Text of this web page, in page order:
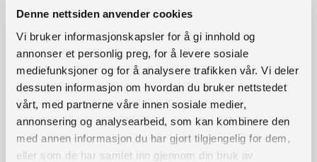
Denne nettsiden anvender cookies
Vi bruker informasjonskapsler for å gi innhold og
annonser et personlig preg, for å levere sosiale
mediefunksjoner og for å analysere trafikken vår. Vi deler
dessuten informasjon om hvordan du bruker nettstedet
vårt, med partnerne våre innen sosiale medier,
annonsering og analysearbeid, som kan kombinere den
med annen informasjon du har gjort tilgjengelig for dem,
eller som de har samlet inn gjennom din bruk av
kulturuttrykkene i Nasjonalbibliotekets samlinger,
fra 1100-tallet og fram til i dag.
Les mer om utstillingen
Opplyst. Glimt fra en
kulturhistorieher.
Kanskje du også har interesse av
disse: